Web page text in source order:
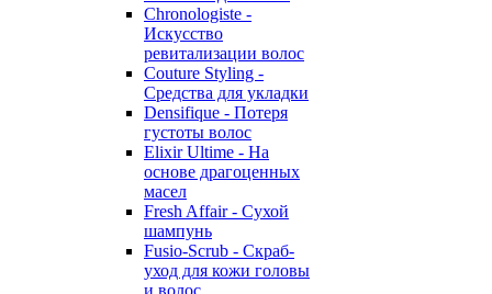
Chronologiste -
Искусство
ревитализации волос
Couture Styling -
Средства для укладки
Densifique - Потеря
густоты волос
Elixir Ultime - На
основе драгоценных
масел
Fresh Affair - Сухой
шампунь
Fusio-Scrub - Скраб-
уход для кожи головы
и волос